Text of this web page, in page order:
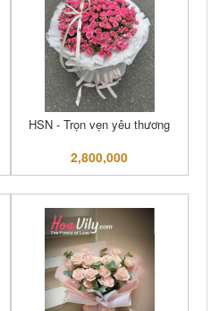
HSN - Trọn vẹn yêu thương
2,800,000